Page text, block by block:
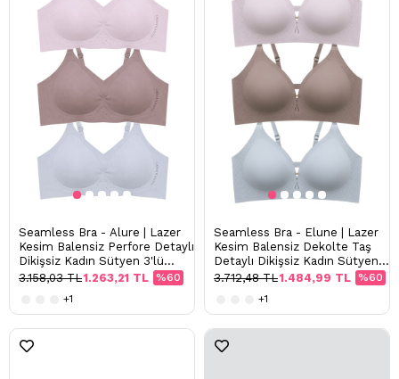
Seamless Bra - Alure | Lazer
Kesim Balensiz Perfore Detaylı
Dikişsiz Kadın Sütyen 3'lü
Paket
%60
1.263,21 TL
3.158,03 TL
+1
Seamless Bra - Elune | Lazer
Kesim Balensiz Dekolte Taş
Detaylı Dikişsiz Kadın Sütyen
3'lü Paket
%60
1.484,99 TL
3.712,48 TL
+1